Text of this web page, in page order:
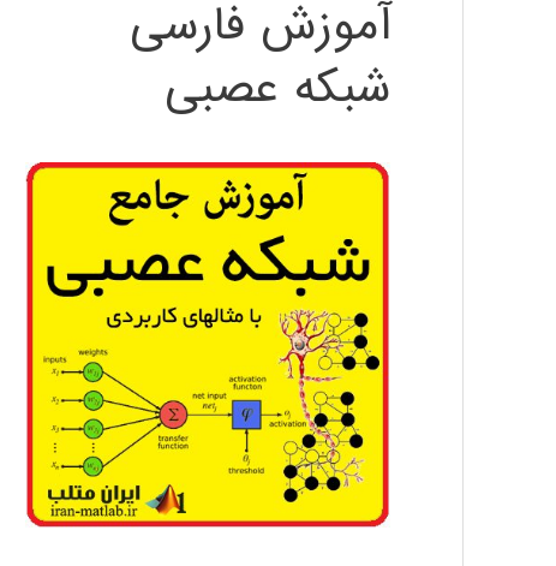
آموزش فارسی
شبکه عصبی